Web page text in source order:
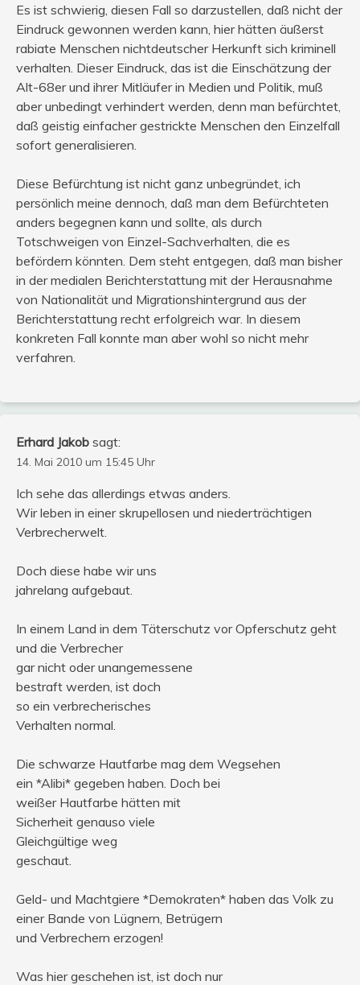
Es ist schwierig, diesen Fall so darzustellen, daß nicht der
Eindruck gewonnen werden kann, hier hätten äußerst
rabiate Menschen nichtdeutscher Herkunft sich kriminell
verhalten. Dieser Eindruck, das ist die Einschätzung der
Alt-68er und ihrer Mitläufer in Medien und Politik, muß
aber unbedingt verhindert werden, denn man befürchtet,
daß geistig einfacher gestrickte Menschen den Einzelfall
sofort generalisieren.
Diese Befürchtung ist nicht ganz unbegründet, ich
persönlich meine dennoch, daß man dem Befürchteten
anders begegnen kann und sollte, als durch
Totschweigen von Einzel-Sachverhalten, die es
befördern könnten. Dem steht entgegen, daß man bisher
in der medialen Berichterstattung mit der Herausnahme
von Nationalität und Migrationshintergrund aus der
Berichterstattung recht erfolgreich war. In diesem
konkreten Fall konnte man aber wohl so nicht mehr
verfahren.
Erhard Jakob sagt:
14. Mai 2010 um 15:45 Uhr
Ich sehe das allerdings etwas anders.
Wir leben in einer skrupellosen und niederträchtigen
Verbrecherwelt.
Doch diese habe wir uns
jahrelang aufgebaut.
In einem Land in dem Täterschutz vor Opferschutz geht
und die Verbrecher
gar nicht oder unangemessene
bestraft werden, ist doch
so ein verbrecherisches
Verhalten normal.
Die schwarze Hautfarbe mag dem Wegsehen
ein *Alibi* gegeben haben. Doch bei
weißer Hautfarbe hätten mit
Sicherheit genauso viele
Gleichgültige weg
geschaut.
Geld- und Machtgiere *Demokraten* haben das Volk zu
einer Bande von Lügnern, Betrügern
und Verbrechern erzogen!
Was hier geschehen ist, ist doch nur